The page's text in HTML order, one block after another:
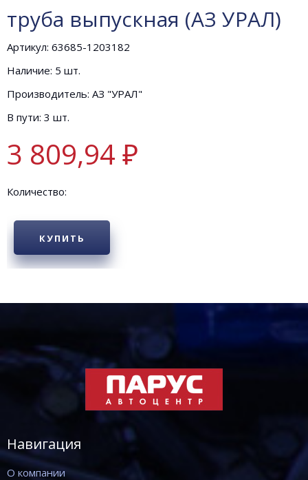
труба выпускная (АЗ УРАЛ)
Артикул: 63685-1203182
Наличие: 5 шт.
Производитель: АЗ "УРАЛ"
В пути: 3 шт.
3 809,94 ₽
Количество:
КУПИТЬ
Навигация
О компании